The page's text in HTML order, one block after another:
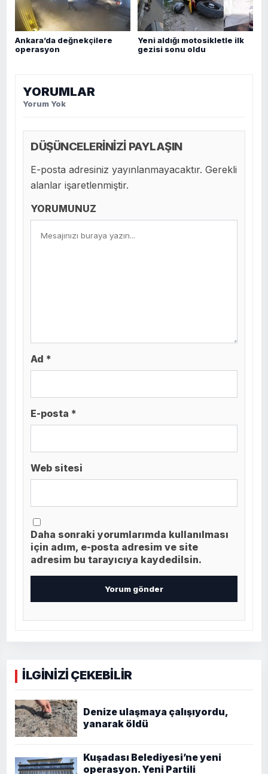
Ankara’da değnekçilere
operasyon
Yeni aldığı motosikletle ilk
gezisi sonu oldu
YORUMLAR
Yorum Yok
DÜŞÜNCELERİNİZİ PAYLAŞIN
E-posta adresiniz yayınlanmayacaktır. Gerekli
alanlar işaretlenmiştir.
YORUMUNUZ
Ad *
E-posta *
Web sitesi
Daha sonraki yorumlarımda kullanılması
için adım, e-posta adresim ve site
adresim bu tarayıcıya kaydedilsin.
İLGİNİZİ ÇEKEBİLİR
Denize ulaşmaya çalışıyordu,
yanarak öldü
Kuşadası Belediyesi’ne yeni
operasyon. Yeni Partili